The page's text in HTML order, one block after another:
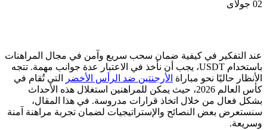
02 جولای
عند التفكير في كيفية ضمان سحب سريع وآمن في مجال المراهنات
باستخدام USDT، يجب أن نأخذ في الاعتبار عدة جوانب مهمة. تتجه
الأنظار حاليًا نحو مباراة الأرجنتين ضد الرأس الأخضر
التي تُقام في
كأس العالم 2026، حيث يمكن للمراهنين استغلال هذه الأحداث
بشكل فعال من خلال اتخاذ قرارات مدروسة. في هذا المقال،
سنستعرض بعض النصائح والإستراتيجيات لضمان تجربة مراهنة آمنة
وسريعة.